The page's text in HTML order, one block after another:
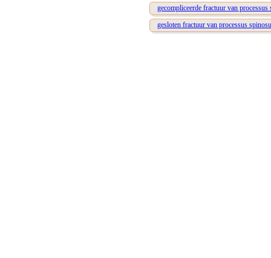
gecompliceerde fractuur van
gesloten fractuur van processus